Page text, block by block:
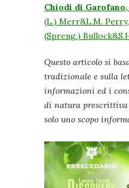
Chiodi di Garofano,
(L.) Merr&L.M. Perry,
(Spreng.)
Questo articolo si
tradizionale e sulla
informazioni ed i
di natura prescrittiva
solo uno scopo